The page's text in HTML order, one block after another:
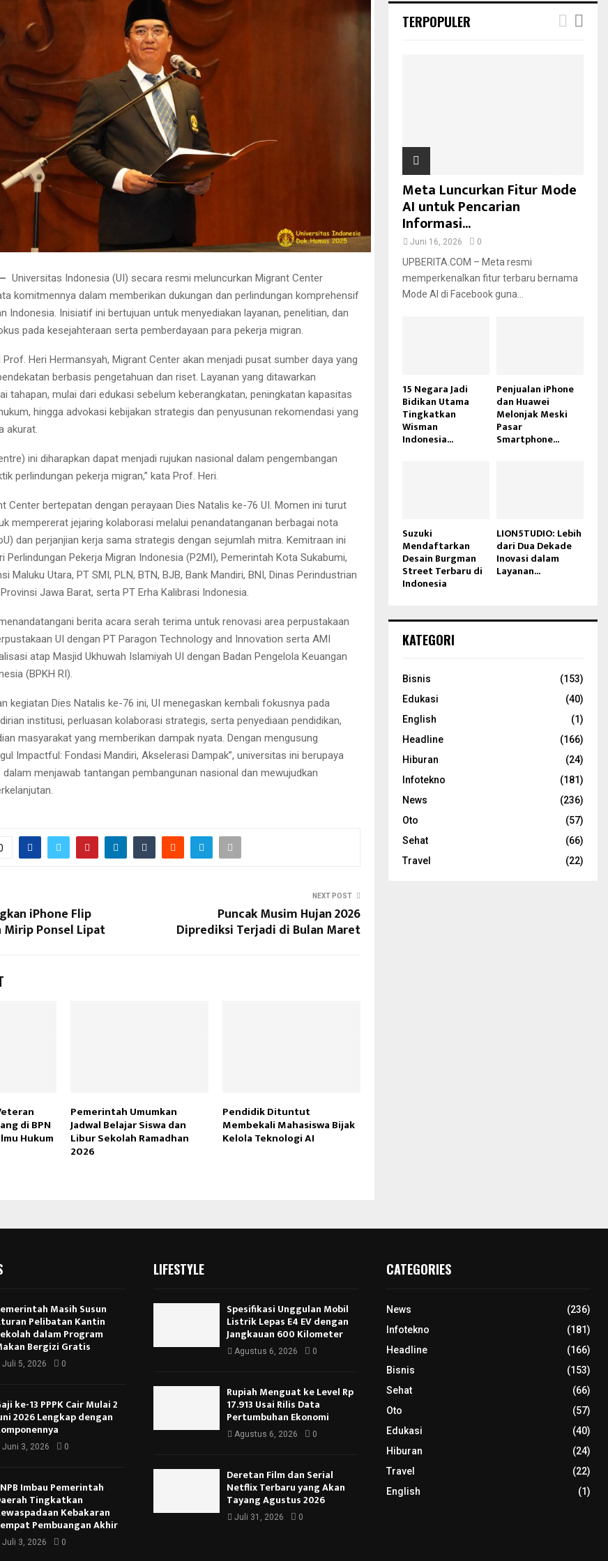
Universitas Indonesia (UI) secara resmi meluncurkan Migrant Center
komitmennya dalam memberikan dukungan dan perlindungan komprehensif
Indonesia. Inisiatif ini bertujuan untuk menyediakan layanan, penelitian, dan
pada kesejahteraan serta pemberdayaan para pekerja migran.
Prof. Heri Hermansyah, Migrant Center akan menjadi pusat sumber daya yang
berbasis pengetahuan dan riset. Layanan yang ditawarkan
tahapan, mulai dari edukasi sebelum keberangkatan, peningkatan kapasitas
hingga advokasi kebijakan strategis dan penyusunan rekomendasi yang
akurat.
ini diharapkan dapat menjadi rujukan nasional dalam pengembangan
perlindungan pekerja migran,” kata Prof. Heri.
Center bertepatan dengan perayaan Dies Natalis ke-76 UI. Momen ini turut
mempererat jejaring kolaborasi melalui penandatanganan berbagai nota
dan perjanjian kerja sama strategis dengan sejumlah mitra. Kemitraan ini
Perlindungan Pekerja Migran Indonesia (P2MI), Pemerintah Kota Sukabumi,
Maluku Utara, PT SMI, PLN, BTN, BJB, Bank Mandiri, BNI, Dinas Perindustrian
Jawa Barat, serta PT Erha Kalibrasi Indonesia.
berita acara serah terima untuk renovasi area perpustakaan
UI dengan PT Paragon Technology and Innovation serta AMI
atap Masjid Ukhuwah Islamiyah UI dengan Badan Pengelola Keuangan
(BPKH RI).
kegiatan Dies Natalis ke-76 ini, UI menegaskan kembali fokusnya pada
institusi, perluasan kolaborasi strategis, serta penyediaan pendidikan,
masyarakat yang memberikan dampak nyata. Dengan mengusung
Impactful: Fondasi Mandiri, Akselerasi Dampak”, universitas ini berupaya
menjawab tantangan pembangunan nasional dan mewujudkan
iPhone Flip
Mirip Ponsel Lipat
NEXT POST
Puncak Musim Hujan 2026
Diprediksi Terjadi di Bulan Maret
di BPN
Hukum
Pemerintah Umumkan
Jadwal Belajar Siswa dan
Libur Sekolah Ramadhan
2026
Pendidik Dituntut
Membekali Mahasiswa Bijak
Kelola Teknologi AI
TERPOPULER
Meta Luncurkan Fitur Mode
AI untuk Pencarian
Informasi...
Juni 16, 2026 0
UPBERITA.COM – Meta resmi
memperkenalkan fitur terbaru bernama
Mode AI di Facebook guna...
15 Negara Jadi
Bidikan Utama
Tingkatkan
Wisman
Indonesia...
Penjualan iPhone
dan Huawei
Melonjak Meski
Pasar
Smartphone...
Suzuki
Mendaftarkan
Desain Burgman
Street Terbaru di
Indonesia
LION5TUDIO: Lebih
dari Dua Dekade
Inovasi dalam
Layanan...
KATEGORI
Bisnis
(153)
Edukasi
(40)
English
(1)
Headline
(166)
Hiburan
(24)
Infotekno
(181)
News
(236)
Oto
(57)
Sehat
(66)
Travel
(22)
Masih Susun
Pelibatan Kantin
dalam Program
Bergizi Gratis
Juli 5, 2026 0
ke-13 PPPK Cair Mulai 2
2026 Lengkap dengan
Juni 3, 2026 0
Imbau Pemerintah
Tingkatkan
Kebakaran
Pembuangan Akhir
Juli 3, 2026 0
LIFESTYLE
Spesifikasi Unggulan Mobil
Listrik Lepas E4 EV dengan
Jangkauan 600 Kilometer
Agustus 6, 2026 0
Rupiah Menguat ke Level Rp
17.913 Usai Rilis Data
Pertumbuhan Ekonomi
Agustus 6, 2026 0
Deretan Film dan Serial
Netflix Terbaru yang Akan
Tayang Agustus 2026
Juli 31, 2026 0
CATEGORIES
News
(236)
Infotekno
(181)
Headline
(166)
Bisnis
(153)
Sehat
(66)
Oto
(57)
Edukasi
(40)
Hiburan
(24)
Travel
(22)
English
(1)